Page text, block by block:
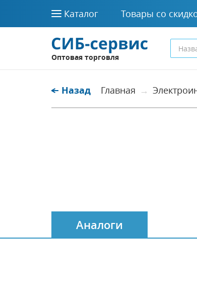
Каталог Товары со
Оптовая торговля
Назад Главная
Аналоги